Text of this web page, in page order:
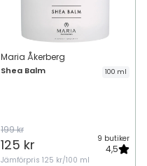
Maria Åkerberg
Shea Balm 100 ml
199 kr
125 kr 9 butiker
4,5
Jämförpris 125 kr/100 ml